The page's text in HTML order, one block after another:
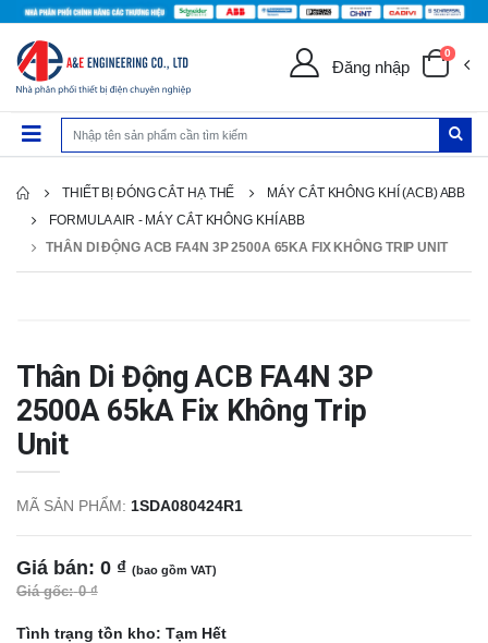
Đăng nhập
0
THIẾT BỊ ĐÓNG CẮT HẠ THẾ
MÁY CẮT KHÔNG KHÍ (ACB) ABB
FORMULA AIR - MÁY CẮT KHÔNG KHÍ ABB
THÂN DI ĐỘNG ACB FA4N 3P 2500A 65KA FIX KHÔNG TRIP UNIT
Thân Di Động ACB FA4N 3P
2500A 65kA Fix Không Trip
Unit
MÃ SẢN PHẨM: 1SDA080424R1
Giá bán: 0 ₫ (bao gồm VAT)
Giá gốc: 0 ₫
Tình trạng tồn kho: Tạm Hết